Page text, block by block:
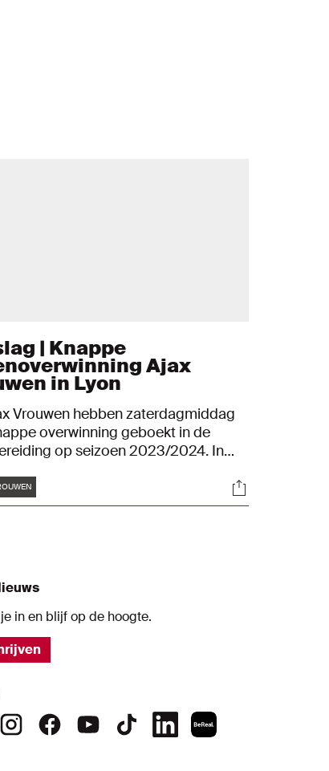
| Knappe
Ajax
in Lyon
Vrouwen hebben zaterdagmiddag
overwinning geboekt in de
op seizoen 2023/2024. In
Olympique Lyon. Dankzij twee
van Romée Leuchter eindigde het
Socials
in en blijf op de hoogte.